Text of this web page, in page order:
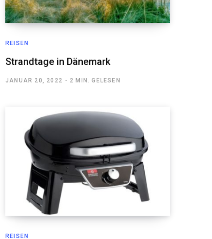
REISEN
Strandtage in Dänemark
JANUAR 20, 2022 2 MIN. GELESEN
REISEN